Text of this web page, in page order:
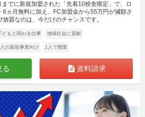
でに新規加盟された「先着10校舎限定」で、ロ
6ヵ月無料に加え、FC加盟金から55万円が減額さ
題なのは、今だけのチャンスです。
どもと関わる仕事 地域社会に貢献
の新規事業向け 1人で開業
る 資料請求